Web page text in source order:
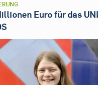
Euro für das